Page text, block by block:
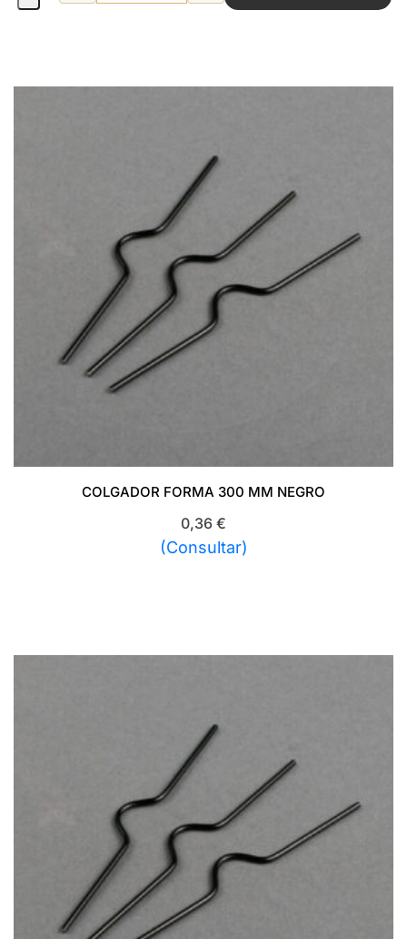
COLGADOR FORMA 300 MM NEGRO
0,36 €
(Consultar)